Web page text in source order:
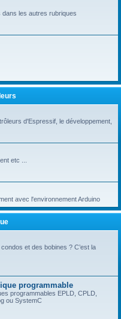
r
les autres rubriques
d'Espressif, le développement,
etc ...
avec l'environnement Arduino
et des bobines ? C’est la
programmable
programmables EPLD, CPLD,
ou SystemC